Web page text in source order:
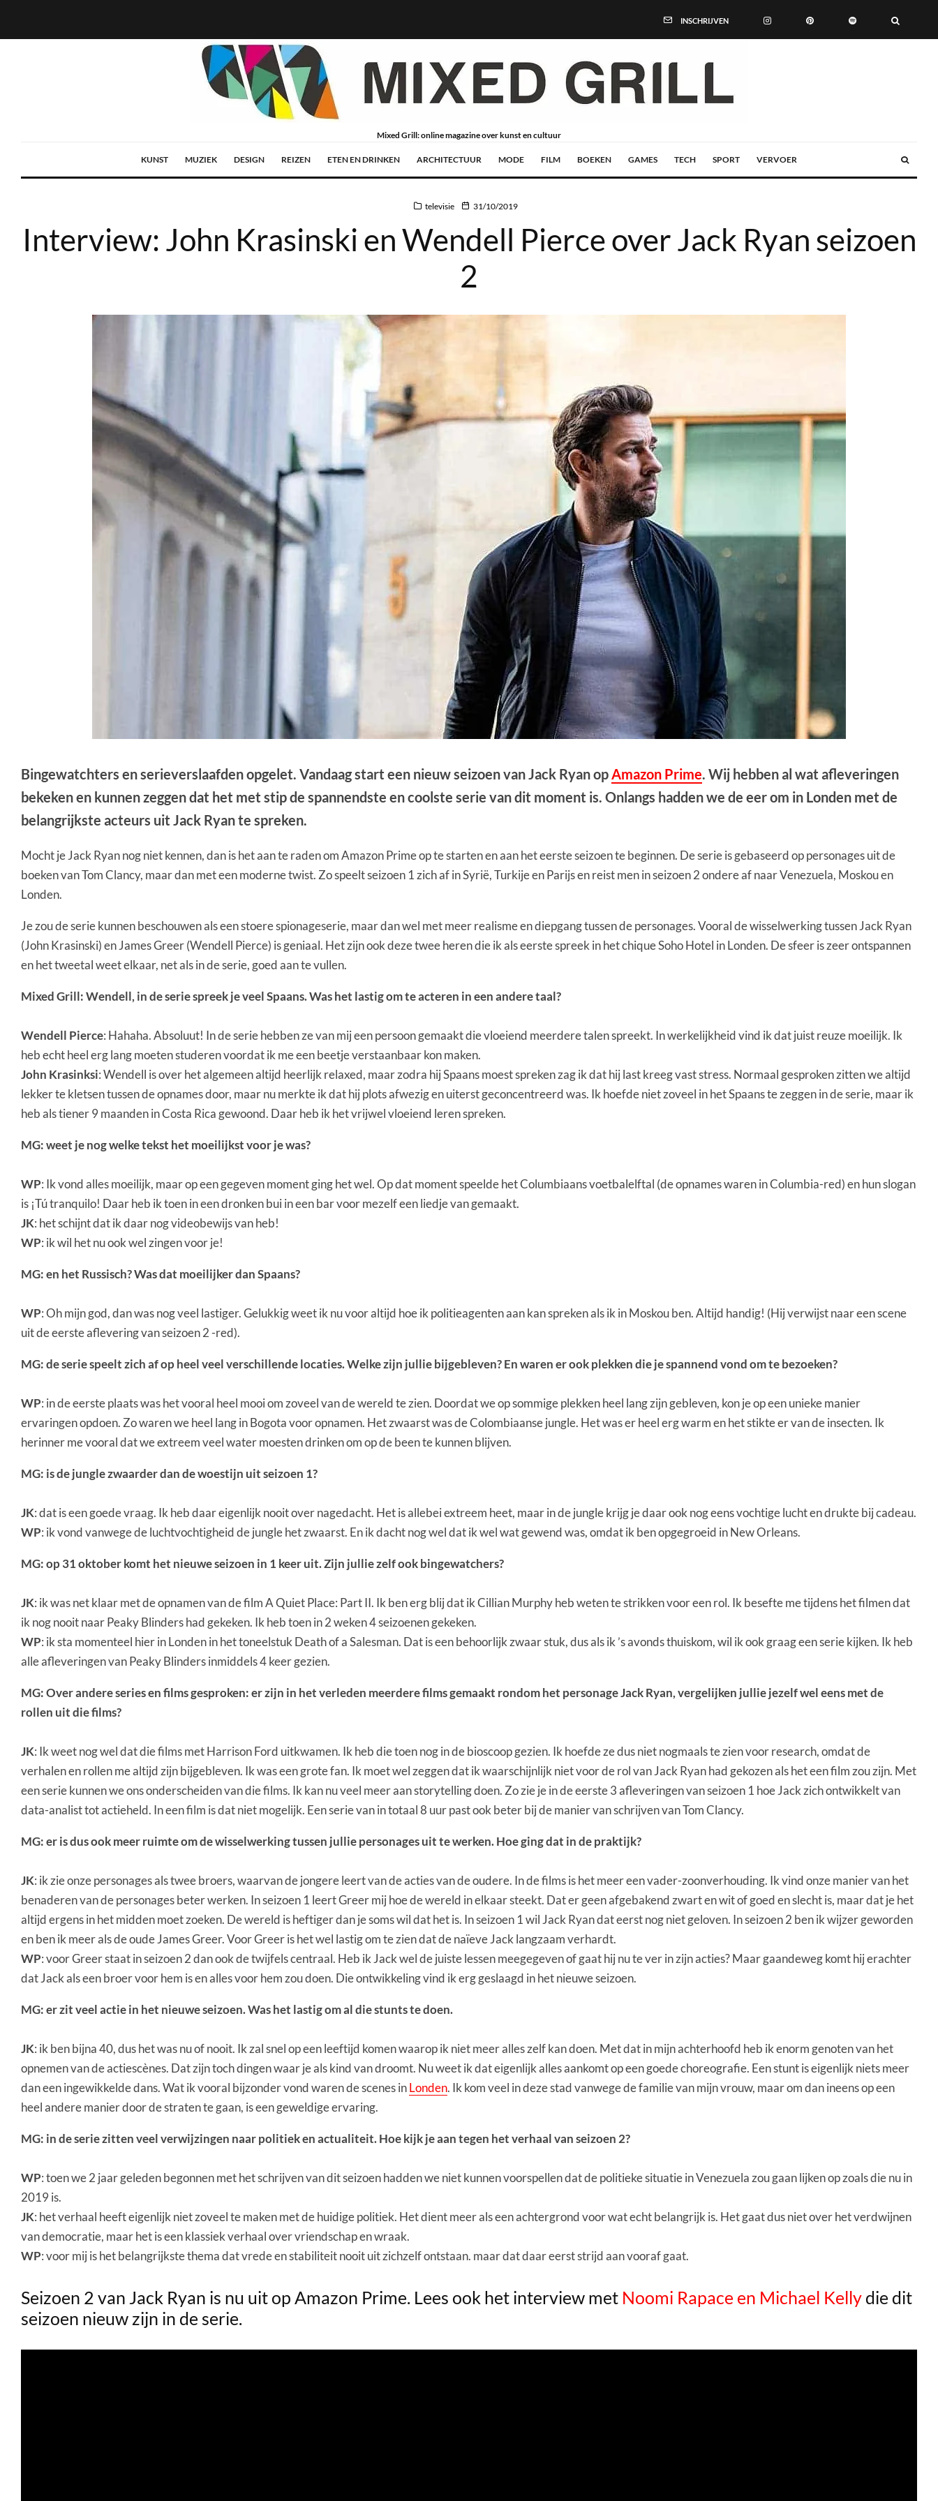
INSCHRIJVEN
Mixed Grill: online magazine over kunst en cultuur
KUNST MUZIEK DESIGN REIZEN ETEN EN DRINKEN ARCHITECTUUR MODE FILM BOEKEN GAMES TECH SPORT VERVOER
televisie 31/10/2019
Interview: John Krasinski en Wendell Pierce over Jack Ryan seizoen
2
Bingewatchters en serieverslaafden opgelet. Vandaag start een nieuw seizoen van Jack Ryan opAmazon Prime. Wij hebben al wat afleveringen
bekeken en kunnen zeggen dat het met stip de spannendste en coolste serie van dit moment is. Onlangs hadden we de eer om in Londen met de
belangrijkste acteurs uit Jack Ryan te spreken.
Mocht je Jack Ryan nog niet kennen, dan is het aan te raden om Amazon Prime op te starten en aan het eerste seizoen te beginnen. De serie is gebaseerd op personages uit de
boeken van Tom Clancy, maar dan met een moderne twist. Zo speelt seizoen 1 zich af in Syrië, Turkije en Parijs en reist men in seizoen 2 ondere af naar Venezuela, Moskou en
Londen.
Je zou de serie kunnen beschouwen als een stoere spionageserie, maar dan wel met meer realisme en diepgang tussen de personages. Vooral de wisselwerking tussen Jack Ryan
(John Krasinski) en James Greer (Wendell Pierce) is geniaal. Het zijn ook deze twee heren die ik als eerste spreek in het chique Soho Hotel in Londen. De sfeer is zeer ontspannen
en het tweetal weet elkaar, net als in de serie, goed aan te vullen.
Mixed Grill: Wendell, in de serie spreek je veel Spaans. Was het lastig om te acteren in een andere taal?
Wendell Pierce: Hahaha. Absoluut! In de serie hebben ze van mij een persoon gemaakt die vloeiend meerdere talen spreekt. In werkelijkheid vind ik dat juist reuze moeilijk. Ik
heb echt heel erg lang moeten studeren voordat ik me een beetje verstaanbaar kon maken.
John Krasinksi: Wendell is over het algemeen altijd heerlijk relaxed, maar zodra hij Spaans moest spreken zag ik dat hij last kreeg vast stress. Normaal gesproken zitten we altijd
lekker te kletsen tussen de opnames door, maar nu merkte ik dat hij plots afwezig en uiterst geconcentreerd was. Ik hoefde niet zoveel in het Spaans te zeggen in de serie, maar ik
heb als tiener 9 maanden in Costa Rica gewoond. Daar heb ik het vrijwel vloeiend leren spreken.
MG: weet je nog welke tekst het moeilijkst voor je was?
WP: Ik vond alles moeilijk, maar op een gegeven moment ging het wel. Op dat moment speelde het Columbiaans voetbalelftal (de opnames waren in Columbia-red) en hun slogan
is ¡Tú tranquilo! Daar heb ik toen in een dronken bui in een bar voor mezelf een liedje van gemaakt.
JK: het schijnt dat ik daar nog videobewijs van heb!
WP: ik wil het nu ook wel zingen voor je!
MG: en het Russisch? Was dat moeilijker dan Spaans?
WP: Oh mijn god, dan was nog veel lastiger. Gelukkig weet ik nu voor altijd hoe ik politieagenten aan kan spreken als ik in Moskou ben. Altijd handig! (Hij verwijst naar een scene
uit de eerste aflevering van seizoen 2 -red).
MG: de serie speelt zich af op heel veel verschillende locaties. Welke zijn jullie bijgebleven? En waren er ook plekken die je spannend vond om te bezoeken?
WP: in de eerste plaats was het vooral heel mooi om zoveel van de wereld te zien. Doordat we op sommige plekken heel lang zijn gebleven, kon je op een unieke manier
ervaringen opdoen. Zo waren we heel lang in Bogota voor opnamen. Het zwaarst was de Colombiaanse jungle. Het was er heel erg warm en het stikte er van de insecten. Ik
herinner me vooral dat we extreem veel water moesten drinken om op de been te kunnen blijven.
MG: is de jungle zwaarder dan de woestijn uit seizoen 1?
JK: dat is een goede vraag. Ik heb daar eigenlijk nooit over nagedacht. Het is allebei extreem heet, maar in de jungle krijg je daar ook nog eens vochtige lucht en drukte bij cadeau.
WP: ik vond vanwege de luchtvochtigheid de jungle het zwaarst. En ik dacht nog wel dat ik wel wat gewend was, omdat ik ben opgegroeid in New Orleans.
MG: op 31 oktober komt het nieuwe seizoen in 1 keer uit. Zijn jullie zelf ook bingewatchers?
JK: ik was net klaar met de opnamen van de film A Quiet Place: Part II. Ik ben erg blij dat ik Cillian Murphy heb weten te strikken voor een rol. Ik besefte me tijdens het filmen dat
ik nog nooit naar Peaky Blinders had gekeken. Ik heb toen in 2 weken 4 seizoenen gekeken.
WP: ik sta momenteel hier in Londen in het toneelstuk Death of a Salesman. Dat is een behoorlijk zwaar stuk, dus als ik ’s avonds thuiskom, wil ik ook graag een serie kijken. Ik heb
alle afleveringen van Peaky Blinders inmiddels 4 keer gezien.
MG: Over andere series en films gesproken: er zijn in het verleden meerdere films gemaakt rondom het personage Jack Ryan, vergelijken jullie jezelf wel eens met de
rollen uit die films?
JK: Ik weet nog wel dat die films met Harrison Ford uitkwamen. Ik heb die toen nog in de bioscoop gezien. Ik hoefde ze dus niet nogmaals te zien voor research, omdat de
verhalen en rollen me altijd zijn bijgebleven. Ik was een grote fan. Ik moet wel zeggen dat ik waarschijnlijk niet voor de rol van Jack Ryan had gekozen als het een film zou zijn. Met
een serie kunnen we ons onderscheiden van die films. Ik kan nu veel meer aan storytelling doen. Zo zie je in de eerste 3 afleveringen van seizoen 1 hoe Jack zich ontwikkelt van
data-analist tot actieheld. In een film is dat niet mogelijk. Een serie van in totaal 8 uur past ook beter bij de manier van schrijven van Tom Clancy.
MG: er is dus ook meer ruimte om de wisselwerking tussen jullie personages uit te werken. Hoe ging dat in de praktijk?
JK: ik zie onze personages als twee broers, waarvan de jongere leert van de acties van de oudere. In de films is het meer een vader-zoonverhouding. Ik vind onze manier van het
benaderen van de personages beter werken. In seizoen 1 leert Greer mij hoe de wereld in elkaar steekt. Dat er geen afgebakend zwart en wit of goed en slecht is, maar dat je het
altijd ergens in het midden moet zoeken. De wereld is heftiger dan je soms wil dat het is. In seizoen 1 wil Jack Ryan dat eerst nog niet geloven. In seizoen 2 ben ik wijzer geworden
en ben ik meer als de oude James Greer. Voor Greer is het wel lastig om te zien dat de naïeve Jack langzaam verhardt.
WP: voor Greer staat in seizoen 2 dan ook de twijfels centraal. Heb ik Jack wel de juiste lessen meegegeven of gaat hij nu te ver in zijn acties? Maar gaandeweg komt hij erachter
dat Jack als een broer voor hem is en alles voor hem zou doen. Die ontwikkeling vind ik erg geslaagd in het nieuwe seizoen.
MG: er zit veel actie in het nieuwe seizoen. Was het lastig om al die stunts te doen.
JK: ik ben bijna 40, dus het was nu of nooit. Ik zal snel op een leeftijd komen waarop ik niet meer alles zelf kan doen. Met dat in mijn achterhoofd heb ik enorm genoten van het
opnemen van de actiescènes. Dat zijn toch dingen waar je als kind van droomt. Nu weet ik dat eigenlijk alles aankomt op een goede choreografie. Een stunt is eigenlijk niets meer
dan een ingewikkelde dans. Wat ik vooral bijzonder vond waren de scenes inLonden. Ik kom veel in deze stad vanwege de familie van mijn vrouw, maar om dan ineens op een
heel andere manier door de straten te gaan, is een geweldige ervaring.
MG: in de serie zitten veel verwijzingen naar politiek en actualiteit. Hoe kijk je aan tegen het verhaal van seizoen 2?
WP: toen we 2 jaar geleden begonnen met het schrijven van dit seizoen hadden we niet kunnen voorspellen dat de politieke situatie in Venezuela zou gaan lijken op zoals die nu in
2019 is.
JK: het verhaal heeft eigenlijk niet zoveel te maken met de huidige politiek. Het dient meer als een achtergrond voor wat echt belangrijk is. Het gaat dus niet over het verdwijnen
van democratie, maar het is een klassiek verhaal over vriendschap en wraak.
WP: voor mij is het belangrijkste thema dat vrede en stabiliteit nooit uit zichzelf ontstaan. maar dat daar eerst strijd aan vooraf gaat.
Seizoen 2 van Jack Ryan is nu uit op Amazon Prime. Lees ook het interview met Noomi Rapace en Michael Kelly die dit
seizoen nieuw zijn in de serie.